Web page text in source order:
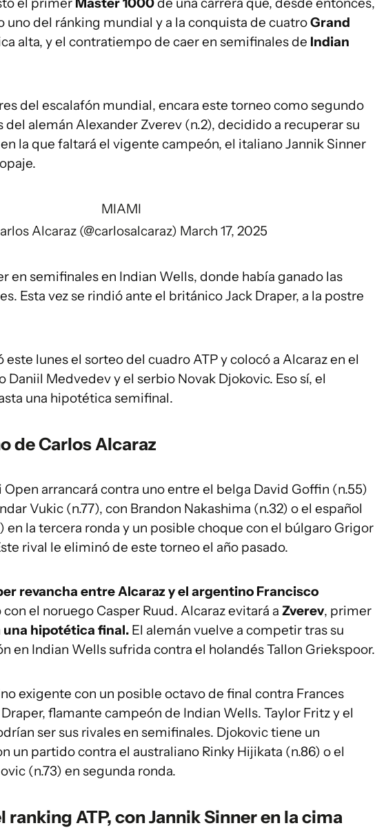
uno del ránking mundial y a la conquista de cuatroGrand
alta, y el contratiempo de caer en semifinales de Indian
del escalafón mundial, encara este torneo como segundo
del alemán Alexander Zverev (n.2), decidido a recuperar su
la que faltará el vigente campeón, el italiano Jannik Sinner
MIAMI
Alcaraz (@carlosalcaraz) March 17, 2025
en semifinales en Indian Wells, donde había ganado las
Esta vez se rindió ante el británico Jack Draper, a la postre
lunes el sorteo del cuadro ATP y colocó a Alcaraz en el
Daniil Medvedev y el serbio Novak Djokovic. Eso sí, el
una hipotética semifinal.
de Carlos Alcaraz
arrancará contra uno entre el belga David Goffin (n.55)
Vukic (n.77), con Brandon Nakashima (n.32) o el español
en la tercera ronda y un posible choque con el búlgaro Grigor
rival le eliminó de este torneo el año pasado.
revancha entre Alcaraz y el argentino Francisco
con el noruego Casper Ruud. Alcaraz evitará a Zverev, primer
una hipotética final. El alemán vuelve a competir tras su
en Indian Wells sufrida contra el holandés Tallon Griekspoor.
exigente con un posible octavo de final contra Frances
flamante campeón de Indian Wells. Taylor Fritz y el
ser sus rivales en semifinales. Djokovic tiene un
un partido contra el australiano Rinky Hijikata (n.86) o el
(n.73) en segunda ronda.
ATP, con Jannik Sinner en la cima